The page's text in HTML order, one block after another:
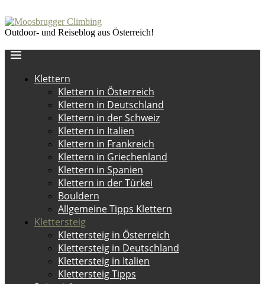
Outdoor- und Reiseblog aus Österreich!
Klettern
Klettern in Österreich
Klettern in Deutschland
Klettern in der Schweiz
Klettern in Italien
Klettern in Frankreich
Klettern in Griechenland
Klettern in Spanien
Klettern in der Türkei
Bouldern
Allgemeine Tipps Klettern
Klettersteig
Klettersteig in Österreich
Klettersteig in Deutschland
Klettersteig in Italien
Klettersteig Tipps